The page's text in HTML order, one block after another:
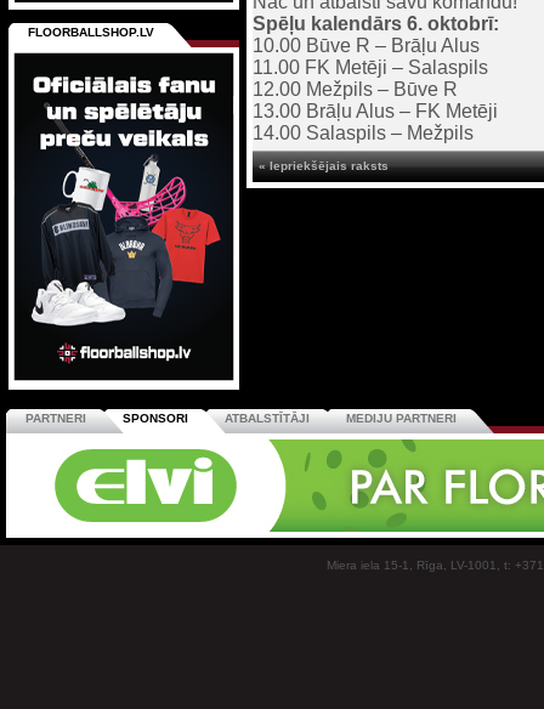
Spēļu kalendārs 6. oktobrī:
10.00 Būve R – Brāļu Alus
11.00 FK Metēji – Salaspils
12.00 Mežpils – Būve R
13.00 Brāļu Alus – FK Metēji
14.00 Salaspils – Mežpils
« Iepriekšējais raksts
FLOORBALLSHOP.LV
PARTNERI SPONSORI ATBALSTĪTĀJI MEDIJU PARTNERI
Miera iela 15-1, Rīga, LV-1001, t: